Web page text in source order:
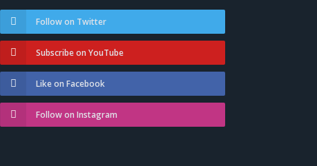
Follow on Twitter
Subscribe on YouTube
Like on Facebook
Follow on Instagram